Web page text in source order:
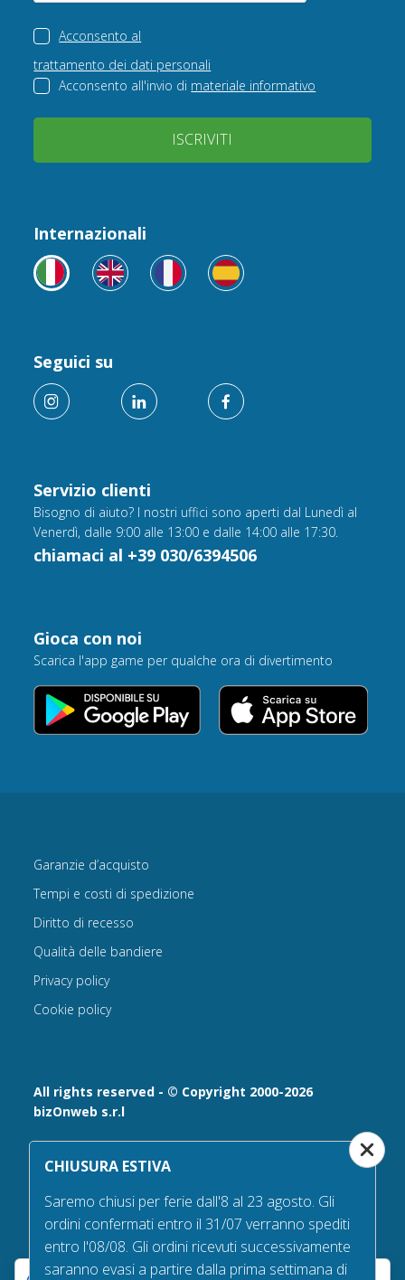
Acconsento al
trattamento dei dati personali
Acconsento all'invio di materiale informativo
ISCRIVITI
Servizio clienti
Bisogno di aiuto? I nostri uffici sono aperti dal Lunedì al
Venerdì, dalle 9:00 alle 13:00 e dalle 14:00 alle 17:30.
chiamaci al +39 030/6394506
Internazionali
Seguici su
Gioca con noi
Scarica l'app game per qualche ora di divertimento
All rights reserved - © Copyright 2000-2026
bizOnweb s.r.l
Via Fratelli Bandiera 18, 25122 - Brescia, Italia
P.IVA 02232630984 - Iscrizione presso la Camera di
n° REA 432569 Capitale sociale versato Euro 25.000,00.
Tel +39.030 6394506
Garanzie d’acquisto
Tempi e costi di spedizione
Diritto di recesso
Qualità delle bandiere
Privacy policy
Cookie policy
CHIUSURA ESTIVA
Saremo chiusi per ferie dall'8 al 23 agosto. Gli
ordini confermati entro il 31/07 verranno spediti
entro l'08/08. Gli ordini ricevuti successivamente
saranno evasi a partire dalla prima settimana di